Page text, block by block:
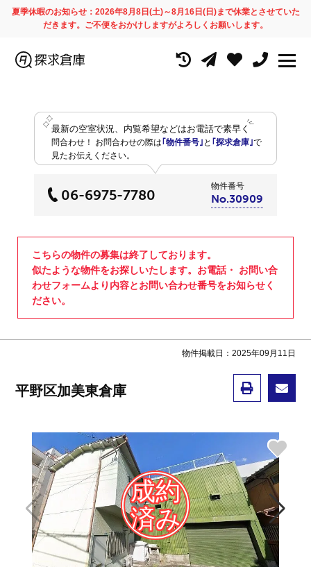
夏季休暇のお知らせ：2026年8月8日(土)～8月16日(日)まで休業とさせていた
だきます。ご不便をおかけしますがよろしくお願いします。
最新の空室状況、内覧希望などはお電話で素早く
問合わせ！ お問合わせの際は ｢物件番号｣ と ｢探求倉庫｣で
見たお伝えください。
06-6975-7780
物件番号
No.30909
こちらの物件の募集は終了しております。
似たような物件をお探しいたします。お電話・ お問い合
わせフォームより内容とお問い合わせ番号をお知らせく
ださい。
物件掲載日：2025年09月11日
平野区加美東倉庫